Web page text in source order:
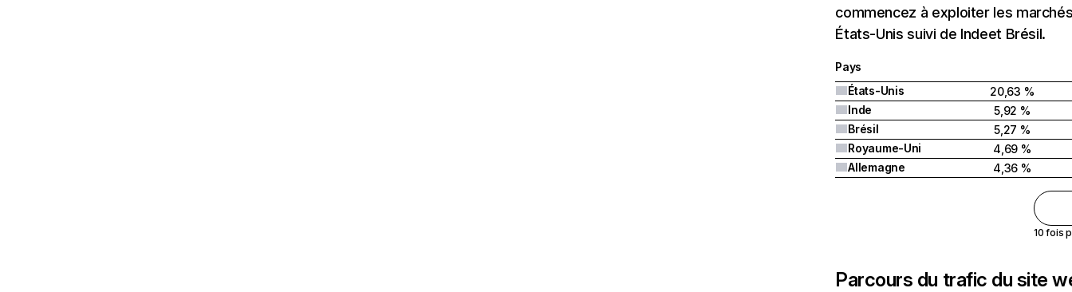
commencez à exploiter les
États-Unis suivi de Indeet Brésil.
Pays
États-Unis
20,63 %
Inde
5,92 %
Brésil
5,27 %
Royaume-Uni
4,69 %
Allemagne
4,36 %
10 fois
Parcours du trafic du site